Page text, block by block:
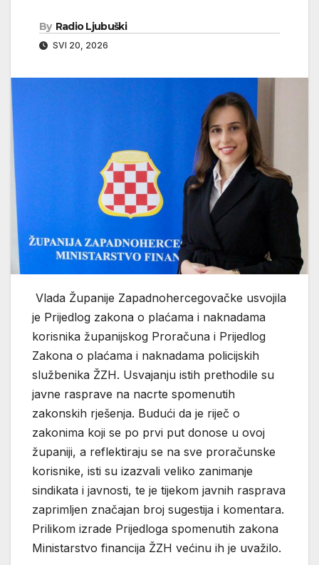
By Radio Ljubuški
SVI 20, 2026
Vlada Županije Zapadnohercegovačke usvojila
je Prijedlog zakona o plaćama i naknadama
korisnika županijskog Proračuna i Prijedlog
Zakona o plaćama i naknadama policijskih
službenika ŽZH. Usvajanju istih prethodile su
javne rasprave na nacrte spomenutih
zakonskih rješenja. Budući da je riječ o
zakonima koji se po prvi put donose u ovoj
županiji, a reflektiraju se na sve proračunske
korisnike, isti su izazvali veliko zanimanje
sindikata i javnosti, te je tijekom javnih rasprava
zaprimljen značajan broj sugestija i komentara.
Prilikom izrade Prijedloga spomenutih zakona
Ministarstvo financija ŽZH većinu ih je uvažilo.